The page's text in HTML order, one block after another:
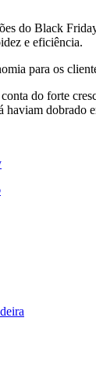
do Black
e eficiência.
para os
do forte
dobrado